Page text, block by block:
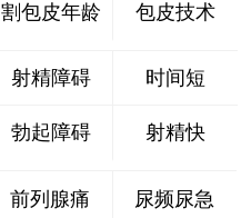
割包皮年龄 包皮技术
射精障碍
勃起障碍
时间短
射精快
前列腺痛 尿频尿急